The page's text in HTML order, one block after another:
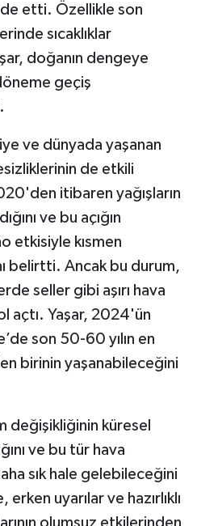
etti. Özellikle son
sıcaklıklar
doğanın dengeye
geçiş
ve dünyada yaşanan
de etkili
itibaren yağışların
ve bu açığın
etkisiyle kısmen
belirtti. Ancak bu durum,
seller gibi aşırı hava
açtı. Yaşar, 2024'ün
son 50-60 yılın en
birinin yaşanabileceğini
değişikliğinin küresel
ve bu tür hava
sık hale gelebileceğini
uyarılar ve hazırlıklı
olumsuz etkilerinden